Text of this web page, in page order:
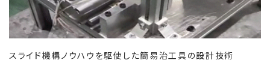
スライド機構ノウハウを駆使した簡易治工具の設計技術